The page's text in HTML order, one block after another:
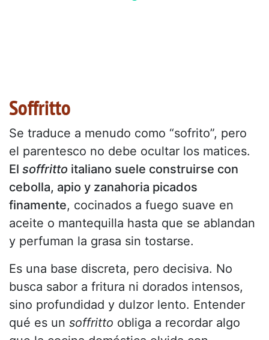
Soffritto
Se traduce a menudo como “sofrito”, pero
el parentesco no debe ocultar los matices.
El soffritto italiano suele construirse con
cebolla, apio y zanahoria picados
finamente, cocinados a fuego suave en
aceite o mantequilla hasta que se ablandan
y perfuman la grasa sin tostarse.
Es una base discreta, pero decisiva. No
busca sabor a fritura ni dorados intensos,
sino profundidad y dulzor lento. Entender
qué es un soffritto obliga a recordar algo